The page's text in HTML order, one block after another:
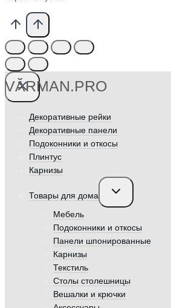
VӐRMAN.PRO
Декоративные рейки
Декоративные панели
Подоконники и откосы
Плинтус
Карнизы
Товары для дома
Переключить
дочернее
Мебель
Подоконники и откосы
Панели шпонированные
Карнизы
Текстиль
Столы столешницы
Вешалки и крючки